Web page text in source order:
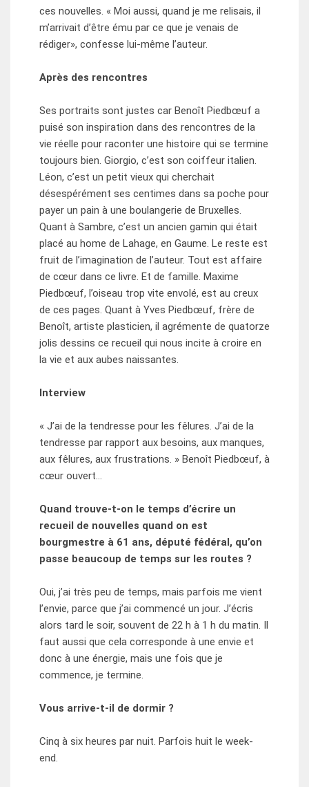
ces nouvelles. « Moi aussi, quand je me relisais, il
m’arrivait d’être ému par ce que je venais de
rédiger», confesse lui-même l’auteur.
Après des rencontres
Ses portraits sont justes car Benoît Piedbœuf a
puisé son inspiration dans des rencontres de la
vie réelle pour raconter une histoire qui se termine
toujours bien. Giorgio, c’est son coiffeur italien.
Léon, c’est un petit vieux qui cherchait
désespérément ses centimes dans sa poche pour
payer un pain à une boulangerie de Bruxelles.
Quant à Sambre, c’est un ancien gamin qui était
placé au home de Lahage, en Gaume. Le reste est
fruit de l’imagination de l’auteur. Tout est affaire
de cœur dans ce livre. Et de famille. Maxime
Piedbœuf, l’oiseau trop vite envolé, est au creux
de ces pages. Quant à Yves Piedbœuf, frère de
Benoît, artiste plasticien, il agrémente de quatorze
jolis dessins ce recueil qui nous incite à croire en
la vie et aux aubes naissantes.
Interview
« J’ai de la tendresse pour les fêlures. J’ai de la
tendresse par rapport aux besoins, aux manques,
aux fêlures, aux frustrations. » Benoît Piedbœuf, à
cœur ouvert…
Quand trouve-t-on le temps d’écrire un
recueil de nouvelles quand on est
bourgmestre à 61 ans, député fédéral, qu’on
passe beaucoup de temps sur les routes ?
Oui, j’ai très peu de temps, mais parfois me vient
l’envie, parce que j’ai commencé un jour. J’écris
alors tard le soir, souvent de 22 h à 1 h du matin. Il
faut aussi que cela corresponde à une envie et
donc à une énergie, mais une fois que je
commence, je termine.
Vous arrive-t-il de dormir?
Cinq à six heures par nuit. Parfois huit le week-
end.